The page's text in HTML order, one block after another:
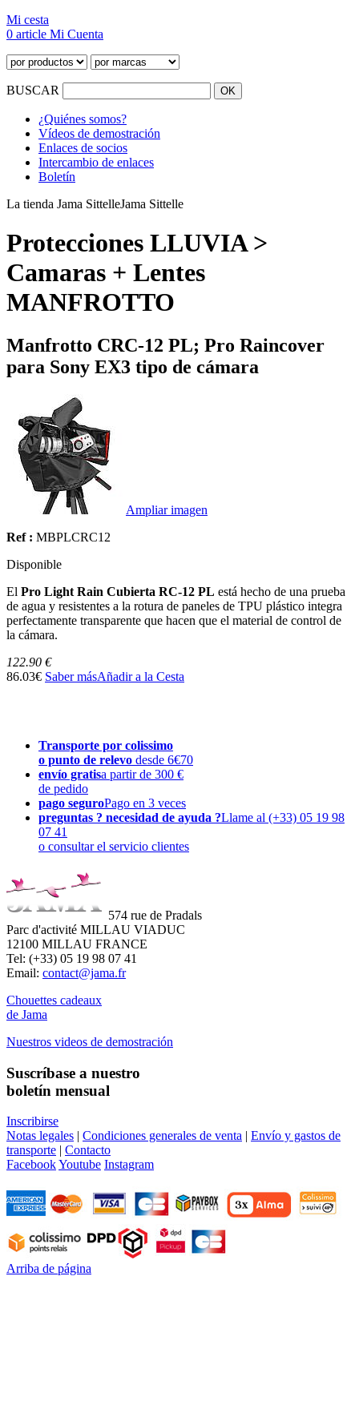
Mi cesta
0 article Mi Cuenta
BUSCAR
¿Quiénes somos?
Vídeos de demostración
Enlaces de socios
Intercambio de enlaces
Boletín
La tienda Jama SittelleJama Sittelle
Protecciones LLUVIA >
Camaras + Lentes
MANFROTTO
Manfrotto CRC-12 PL; Pro Raincover
para Sony EX3 tipo de cámara
Ampliar imagen
Ref : MBPLCRC12
Disponible
El Pro Light Rain Cubierta RC-12 PL está hecho de una prueba
de agua y resistentes a la rotura de paneles de TPU plástico integra
perfectamente transparente que hacen que el material de control de
la cámara.
122.90 €
86.03€ Saber másAñadir a la Cesta
Transporte por colissimo
o punto de relevo desde 6€70
envío gratisa partir de 300 €
de pedido
pago seguroPago en 3 veces
preguntas ? necesidad de ayuda ?Llame al (+33) 05 19 98
07 41
o consultar el servicio clientes
574 rue de Pradals
Parc d'activité MILLAU VIADUC
12100 MILLAU FRANCE
Tel: (+33) 05 19 98 07 41
Email: contact@jama.fr
Chouettes cadeaux
de Jama
Nuestros videos de demostración
Suscríbase a nuestro
boletín mensual
Inscribirse
Notas legales | Condiciones generales de venta | Envío y gastos de
transporte | Contacto
FacebookYoutube Instagram
Arriba de página